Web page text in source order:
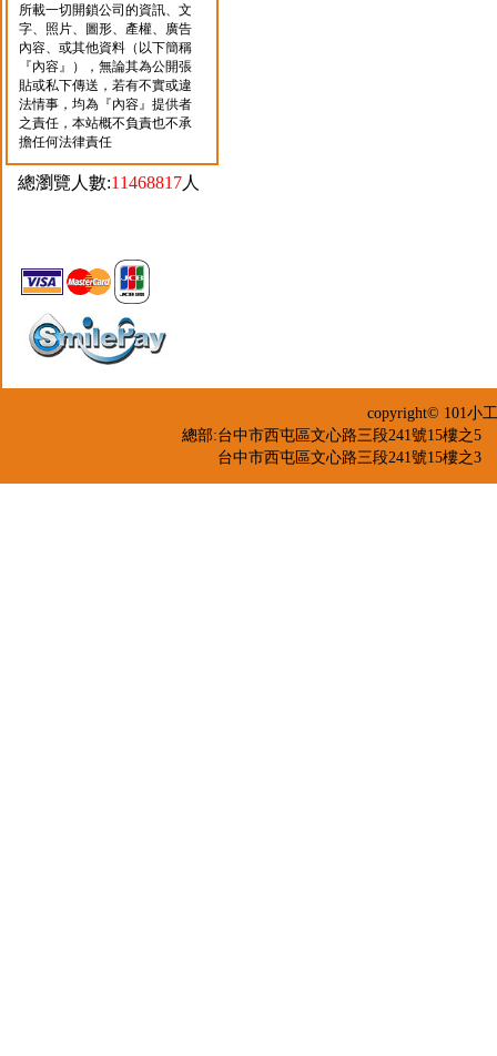
所載一切開鎖公司的資訊、文
字、照片、圖形、產權、廣告
內容、或其他資料（以下簡稱
『內容』），無論其為公開張
貼或私下傳送，若有不實或違
法情事，均為『內容』提供者
之責任，本站概不負責也不承
擔任何法律責任
總瀏覽人數:11468817人
copyright© 101
總部:台中市西屯區文心路三段241號15樓之5
台中市西屯區文心路三段241號15樓之